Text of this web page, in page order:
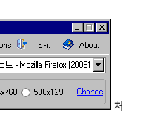
처